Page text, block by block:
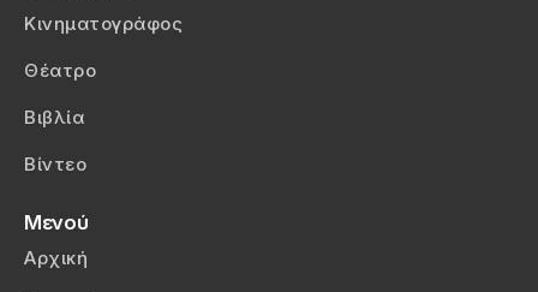
Κινηματογράφος
Θέατρο
Βιβλία
Βίντεο
Μενού
Αρχική